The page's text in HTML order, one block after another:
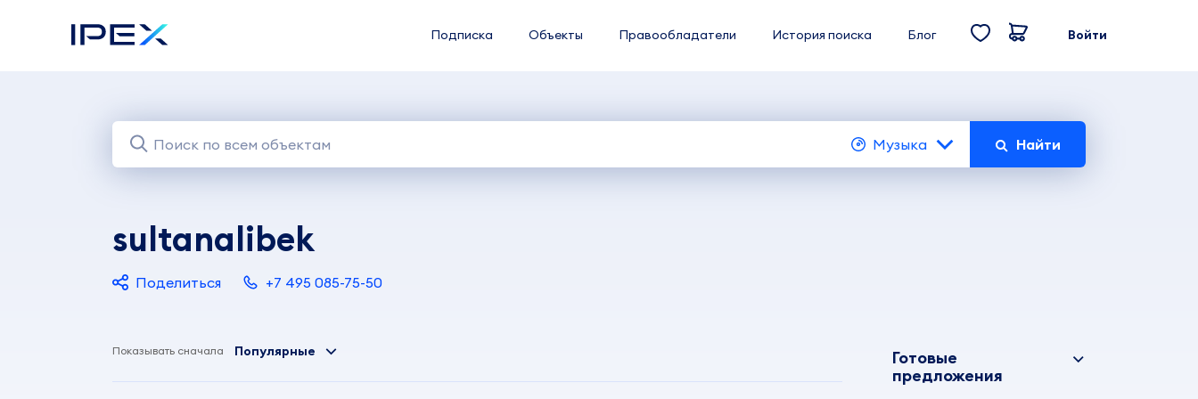
Подписка Объекты Правообладатели История поиска Блог Войти
Музыка Найти
sultanalibek
Поделиться +7 495 085-75-50
Показывать сначала Популярные
Готовые
предложения